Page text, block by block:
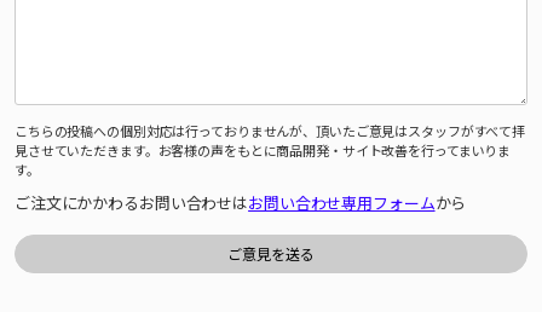
こちらの投稿への個別対応は行っておりませんが、頂いたご意見はスタッフがすべて拝
見させていただきます。お客様の声をもとに商品開発・サイト改善を行ってまいりま
す。
ご注文にかかわるお問い合わせはお問い合わせ専用フォームから